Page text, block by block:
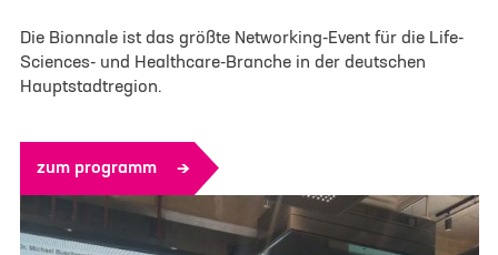
Die Bionnale ist das größte Networking-Event für die Life-
Sciences- und Healthcare-Branche in der deutschen
Hauptstadtregion.
zum programm